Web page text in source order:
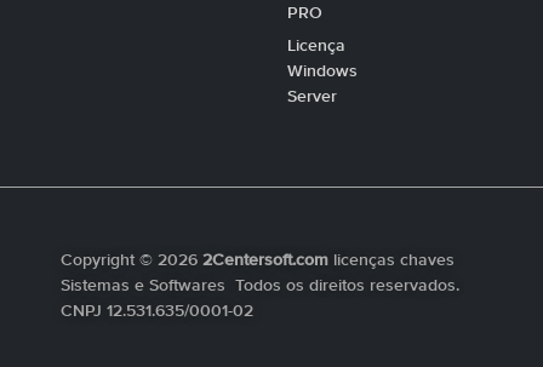
PRO
Licença
Windows
Server
Copyright © 2026 2Centersoft.com licenças chaves
Sistemas e Softwares Todos os direitos reservados.
CNPJ 12.531.635/0001-02